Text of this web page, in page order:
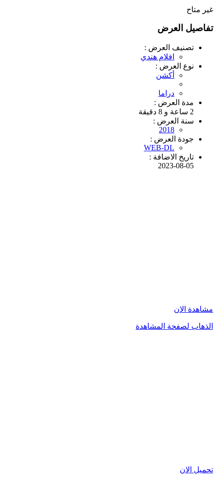
غير متاح
تفاصيل العرض
تصنيف العرض :
افلام هندي
نوع العرض :
أكشن
دراما
مدة العرض :
2 ساعة و 8 دقيقة
سنة العرض :
2018
جودة العرض :
WEB-DL
تاريخ الاضافة :
2023-08-05
مشاهدة الان
الذهاب لصفحة المشاهدة
تحميل الان